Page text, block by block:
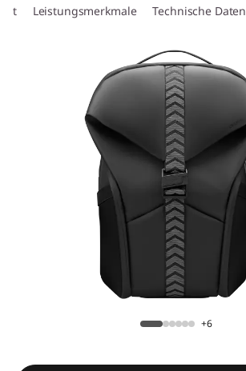
Leistungsmerkmale Technische Daten
+6